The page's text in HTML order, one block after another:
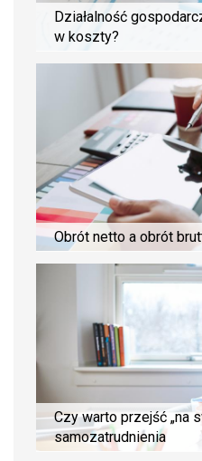
Działalność
w koszty?
Obrót netto a obrót
Czy warto przejść „na
samozatrudnienia